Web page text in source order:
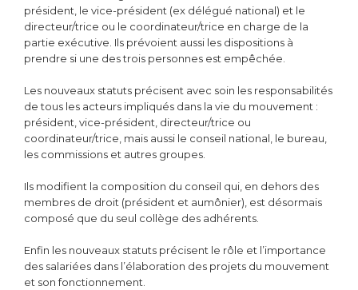
président, le vice-président (ex délégué national) et le
directeur/trice ou le coordinateur/trice en charge de la
partie exécutive. Ils prévoient aussi les dispositions à
prendre si une des trois personnes est empêchée.
Les nouveaux statuts précisent avec soin les responsabilités
de tous les acteurs impliqués dans la vie du mouvement :
président, vice-président, directeur/trice ou
coordinateur/trice, mais aussi le conseil national, le bureau,
les commissions et autres groupes.
Ils modifient la composition du conseil qui, en dehors des
membres de droit (président et aumônier), est désormais
composé que du seul collège des adhérents.
Enfin les nouveaux statuts précisent le rôle et l’importance
des salariées dans l’élaboration des projets du mouvement
et son fonctionnement.